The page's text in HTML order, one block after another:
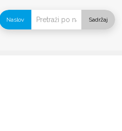
Naslov Sadržaj